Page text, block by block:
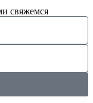
свяжемся